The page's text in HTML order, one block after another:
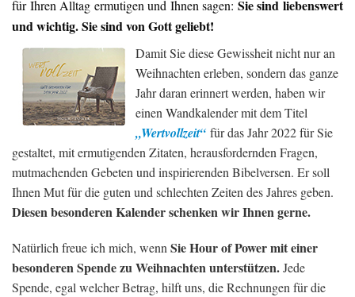
für Ihren Alltag ermutigen und Ihnen sagen: Sie sind liebenswert
und wichtig. Sie sind von Gott geliebt!
Damit Sie diese Gewissheit nicht nur an
Weihnachten erleben, sondern das ganze
Jahr daran erinnert werden, haben wir
einen Wandkalender mit dem Titel
„Wertvollzeit“ für das Jahr 2022 für Sie
gestaltet, mit ermutigenden Zitaten, herausfordernden Fragen,
mutmachenden Gebeten und inspirierenden Bibelversen. Er soll
Ihnen Mut für die guten und schlechten Zeiten des Jahres geben.
Diesen besonderen Kalender schenken wir Ihnen gerne.
Natürlich freue ich mich, wenn Sie Hour of Power mit einer
besonderen Spende zu Weihnachten unterstützen.Jede
Spende, egal welcher Betrag, hilft uns, die Rechnungen für die